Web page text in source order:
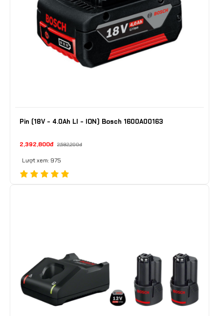
Pin (18V - 4.0Ah LI - ION) Bosch 1600A00163
2,392,800đ 2,592,200đ
Lượt xem: 975